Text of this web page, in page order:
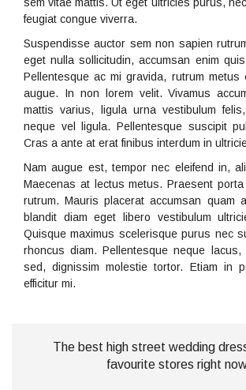
feugiat congue viverra.
Suspendisse auctor sem non sapien
eget nulla sollicitudin, accumsan enim
Pellentesque ac mi gravida, rutrum metus
augue. In non lorem velit. Vivamus
mattis varius, ligula urna vestibulum
neque vel ligula. Pellentesque suscipit
Cras a ante at erat finibus interdum in
Nam augue est, tempor nec eleifend in,
Maecenas at lectus metus. Praesent
rutrum. Mauris placerat accumsan quam
blandit diam eget libero vestibulum
Quisque maximus scelerisque purus nec
rhoncus diam. Pellentesque neque
sed, dignissim molestie tortor. Etiam in
efficitur mi.
The best high street wedding
favourite stores right